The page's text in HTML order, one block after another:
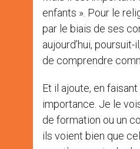
enfants ». Pour le
par le biais de ses
aujourd’hui,
de comprendre
Et il ajoute, en
importance. Je le
de formation ou un
ils voient bien que